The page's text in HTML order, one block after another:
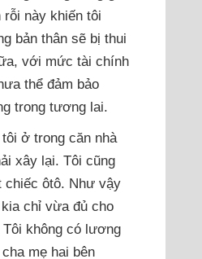
này khiến tôi
bản thân sẽ bị thui
với mức tài chính
thể đảm bảo
trong tương lai.
ở trong căn nhà
xây lại. Tôi cũng
chiếc ôtô. Như vậy
chỉ vừa đủ cho
Tôi không có lương
mẹ hai bên